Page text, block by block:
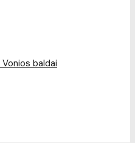
Vonios baldai